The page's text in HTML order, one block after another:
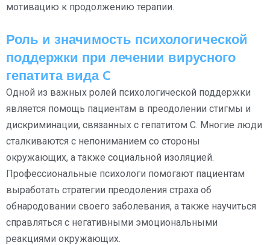
мотивацию к продолжению терапии.
Роль и значимость психологической
поддержки при лечении вирусного
гепатита вида C
Одной из важных ролей психологической поддержки
является помощь пациентам в преодолении стигмы и
дискриминации, связанных с гепатитом C. Многие люди
сталкиваются с непониманием со стороны
окружающих, а также социальной изоляцией.
Профессиональные психологи помогают пациентам
выработать стратегии преодоления страха об
обнародовании своего заболевания, а также научиться
справляться с негативными эмоциональными
реакциями окружающих.